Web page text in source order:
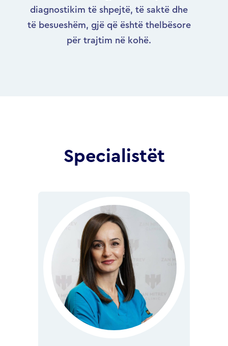
diagnostikim të shpejtë, të saktë dhe
të besueshëm, gjë që është thelbësore
për trajtim në kohë.
Specialistët